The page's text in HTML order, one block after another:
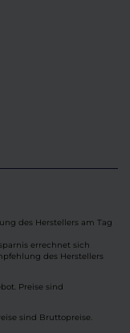
des Herstellers am Tag
errechnet sich
des Herstellers
Preise sind
sind Bruttopreise.